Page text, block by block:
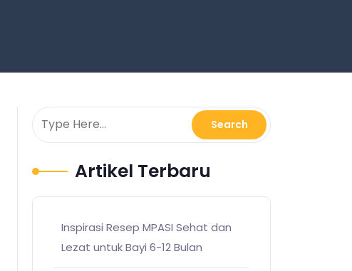
Artikel Terbaru
Inspirasi Resep MPASI Sehat dan
Lezat untuk Bayi 6-12 Bulan